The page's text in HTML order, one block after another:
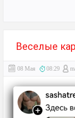
Веселые
08 Мая 08:29